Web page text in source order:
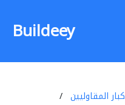
Buildeey
كبار المقاوليين